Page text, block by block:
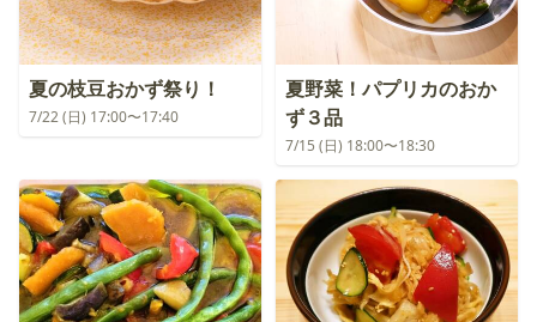
夏の枝豆おかず祭り！
7/22 (日) 17:00〜17:40
夏野菜！パプリカのおか
ず３品
7/15 (日) 18:00〜18:30